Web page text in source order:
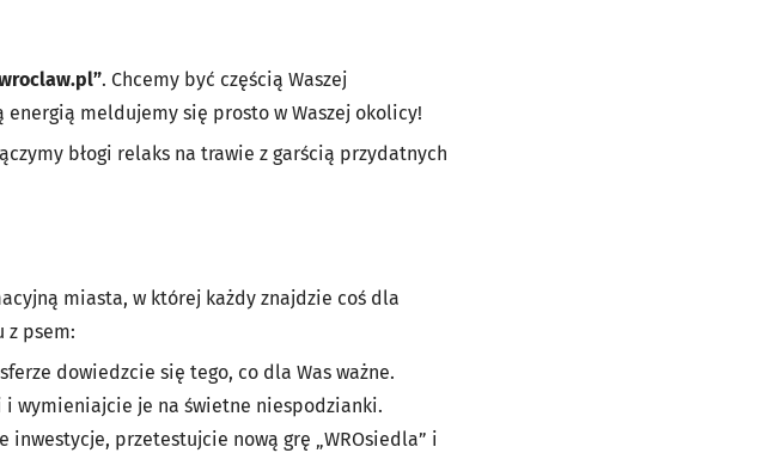
. Chcemy być częścią Waszej
meldujemy się prosto w Waszej okolicy!
błogi relaks na trawie z garścią przydatnych
miasta, w której każdy znajdzie coś dla
z psem:
dowiedzcie się tego, co dla Was ważne.
wymieniajcie je na świetne niespodzianki.
inwestycje, przetestujcie nową grę „WROsiedla” i